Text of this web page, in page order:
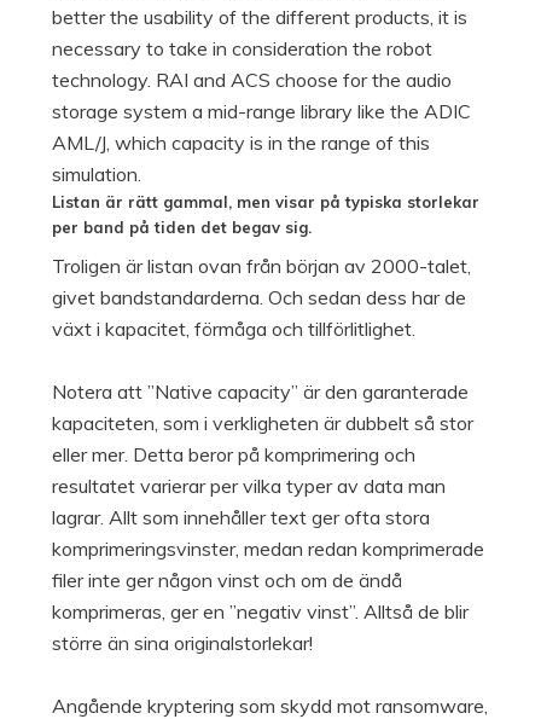
Listan är rätt gammal, men visar på typiska storlekar
per band på tiden det begav sig.
Troligen är listan ovan från början av 2000-talet,
givet bandstandarderna. Och sedan dess har de
växt i kapacitet, förmåga och tillförlitlighet.
Notera att ”Native capacity” är den garanterade
kapaciteten, som i verkligheten är dubbelt så stor
eller mer. Detta beror på komprimering och
resultatet varierar per vilka typer av data man
lagrar. Allt som innehåller text ger ofta stora
komprimeringsvinster, medan redan komprimerade
filer inte ger någon vinst och om de ändå
komprimeras, ger en ”negativ vinst”. Alltså de blir
större än sina originalstorlekar!
Angående kryptering som skydd mot ransomware,